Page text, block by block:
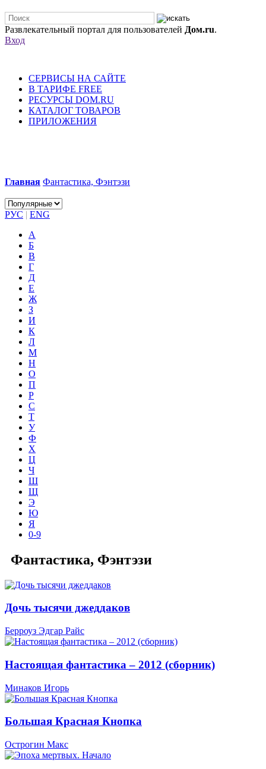
Развлекательный портал для пользователей Дом.ru.
Вход
СЕРВИСЫ НА САЙТЕ
В ТАРИФЕ FREE
РЕСУРСЫ DOM.RU
КАТАЛОГ ТОВАРОВ
ПРИЛОЖЕНИЯ
Главная Фантастика, Фэнтэзи
РУС | ENG
А
Б
В
Г
Д
Е
Ж
З
И
К
Л
М
Н
О
П
Р
С
Т
У
Ф
Х
Ц
Ч
Ш
Щ
Э
Ю
Я
0-9
Фантастика, Фэнтэзи
Дочь тысячи джеддаков
Берроуз Эдгар Райс
Настоящая фантастика – 2012 (сборник)
Минаков Игорь
Большая Красная Кнопка
Острогин Макс